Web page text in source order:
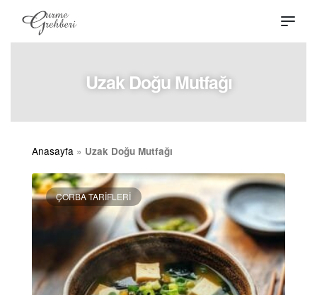
Uzak Doğu Mutfağı
Anasayfa » Uzak Doğu Mutfağı
ÇORBA TARIFLERI